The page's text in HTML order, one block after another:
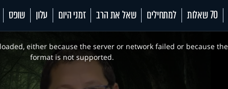
70 שאלות למתחילים שאל את הרב זמני היום עלון שופס
either because the server or network failed or because the
format is not supported.